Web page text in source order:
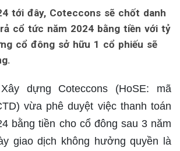
tới đây, Coteccons sẽ chốt danh
cổ tức năm 2024 bằng tiền với tỷ
cổ đông sở hữu 1 cổ phiếu sẽ
dựng Coteccons (HoSE: mã
vừa phê duyệt việc thanh toán
bằng tiền cho cổ đông sau 3 năm
giao dịch không hưởng quyền là